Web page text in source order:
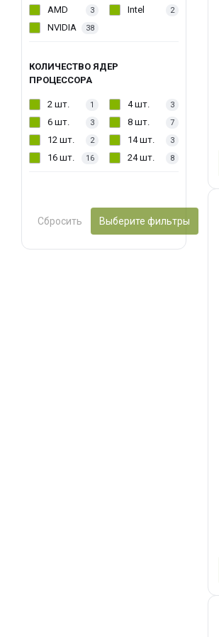
AMD 3 Intel 2
NVIDIA 38
КОЛИЧЕСТВО ЯДЕР
ПРОЦЕССОРА
2 шт. 1 4 шт. 3
6 шт. 3 8 шт. 7
12 шт. 2 14 шт. 3
16 шт. 16 24 шт. 8
Сбросить Выберите фильтры